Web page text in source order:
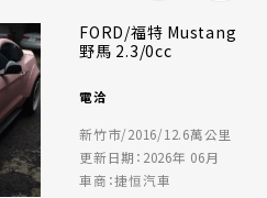
FORD/福特 Mustang
野馬 2.3/0cc
電洽
新竹市/2016/12.6萬公里
更新日期：2026年 06月
車商：捷恒汽車